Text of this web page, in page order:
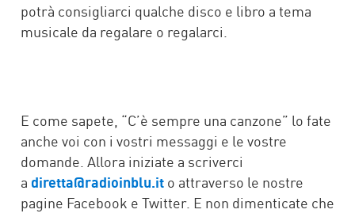
potrà consigliarci qualche disco e libro a tema
musicale da regalare o regalarci.
E come sapete, “C’è sempre una canzone” lo fate
anche voi con i vostri messaggi e le vostre
domande. Allora iniziate a scriverci
a diretta@radioinblu.it o attraverso le nostre
pagine Facebook e Twitter. E non dimenticate che